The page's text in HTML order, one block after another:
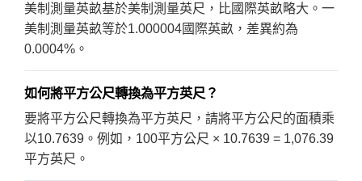
美制測量英畝基於美制測量英尺，比國際英畝略大。一
美制測量英畝等於1.000004國際英畝，差異約為
0.0004%。
如何將平方公尺轉換為平方英尺？
要將平方公尺轉換為平方英尺，請將平方公尺的面積乘
以10.7639。例如，100平方公尺 × 10.7639 = 1,076.39
平方英尺。